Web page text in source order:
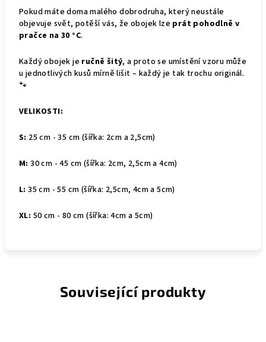
Pokud máte doma malého dobrodruha, který neustále
objevuje svět, potěší vás, že obojek lze prát pohodlně v
pračce na 30 °C.
Každý obojek je ručně šitý, a proto se umístění vzoru může
u jednotlivých kusů mírně lišit – každý je tak trochu originál.
🐾
VELIKOSTI:
S: 25 cm - 35 cm (šířka: 2cm a 2,5cm)
M: 30 cm - 45 cm (šířka: 2cm, 2,5cm a 4cm)
L: 35 cm - 55 cm (šířka: 2,5cm, 4cm a 5cm)
XL: 50 cm - 80 cm (šířka: 4cm a 5cm)
Související produkty